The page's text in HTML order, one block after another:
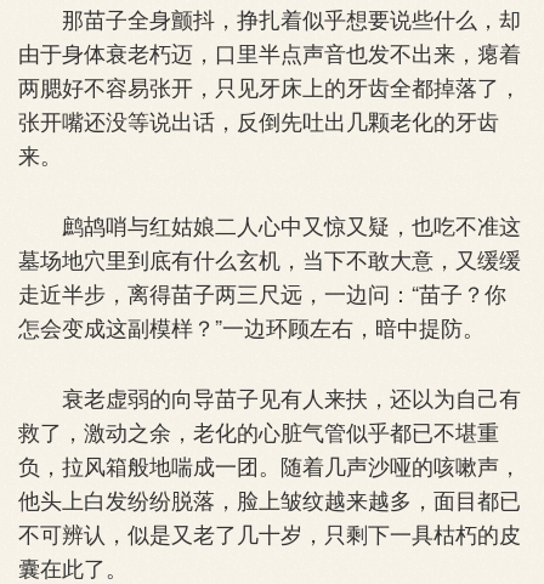
那苗子全身颤抖，挣扎着似乎想要说些什么，却
由于身体衰老朽迈，口里半点声音也发不出来，瘪着
两腮好不容易张开，只见牙床上的牙齿全都掉落了，
张开嘴还没等说出话，反倒先吐出几颗老化的牙齿
来。
鹧鸪哨与红姑娘二人心中又惊又疑，也吃不准这
墓场地穴里到底有什么玄机，当下不敢大意，又缓缓
走近半步，离得苗子两三尺远，一边问：“苗子？你
怎会变成这副模样？”一边环顾左右，暗中提防。
衰老虚弱的向导苗子见有人来扶，还以为自己有
救了，激动之余，老化的心脏气管似乎都已不堪重
负，拉风箱般地喘成一团。随着几声沙哑的咳嗽声，
他头上白发纷纷脱落，脸上皱纹越来越多，面目都已
不可辨认，似是又老了几十岁，只剩下一具枯朽的皮
囊在此了。